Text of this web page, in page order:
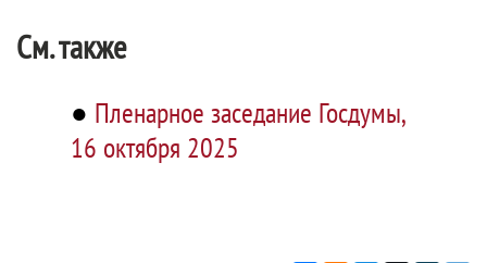
См. также
● Пленарное заседание Госдумы,
16 октября 2025